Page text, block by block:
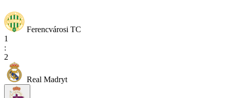
Ferencvárosi TC
1
:
2
Real Madryt